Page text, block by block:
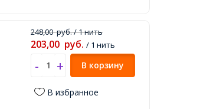
248,00руб./ 1 нить
203,00 руб. / 1 нить
В корзину
В избранное